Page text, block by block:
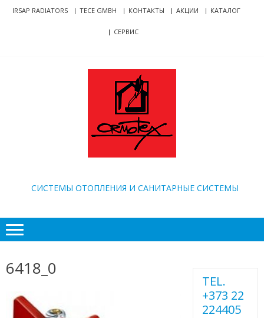
Skip
SkipIRSAP RADIATORS TECE GMBH КОНТАКТЫ АКЦИИ КАТАЛОГ
СЕРВИС
CИСТЕМЫ ОТОПЛЕНИЯ И САНИТАРНЫЕ СИСТЕМЫ
6418_0
TEL.
+373 22
224405